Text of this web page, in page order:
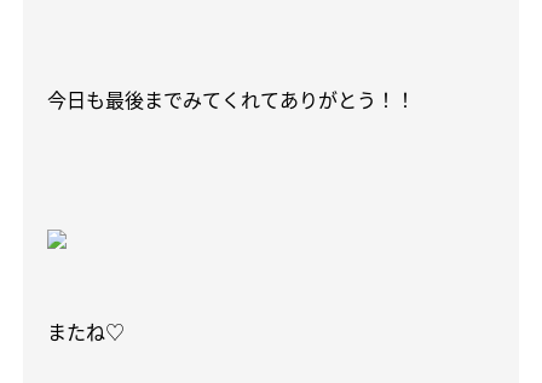
今日も最後までみてくれてありがとう！！
またね♡